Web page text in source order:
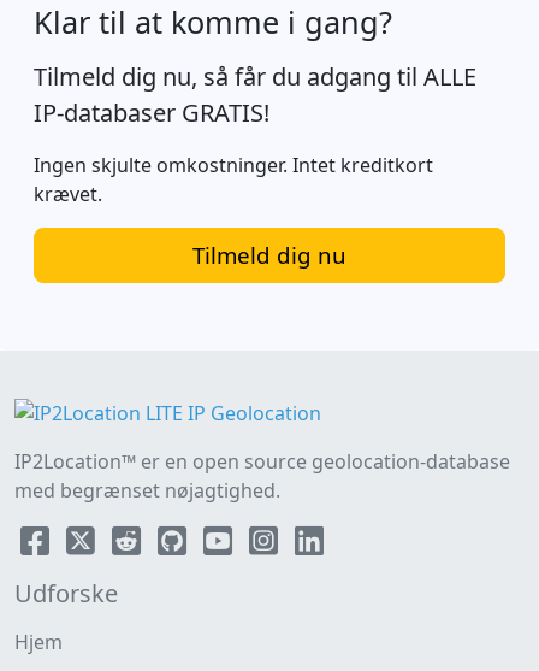
Klar til at komme i gang?
Tilmeld dig nu, så får du adgang til ALLE
IP-databaser GRATIS!
Ingen skjulte omkostninger. Intet kreditkort
krævet.
Tilmeld dig nu
IP2Location™ er en open source geolocation-database
med begrænset nøjagtighed.
Udforske
Hjem